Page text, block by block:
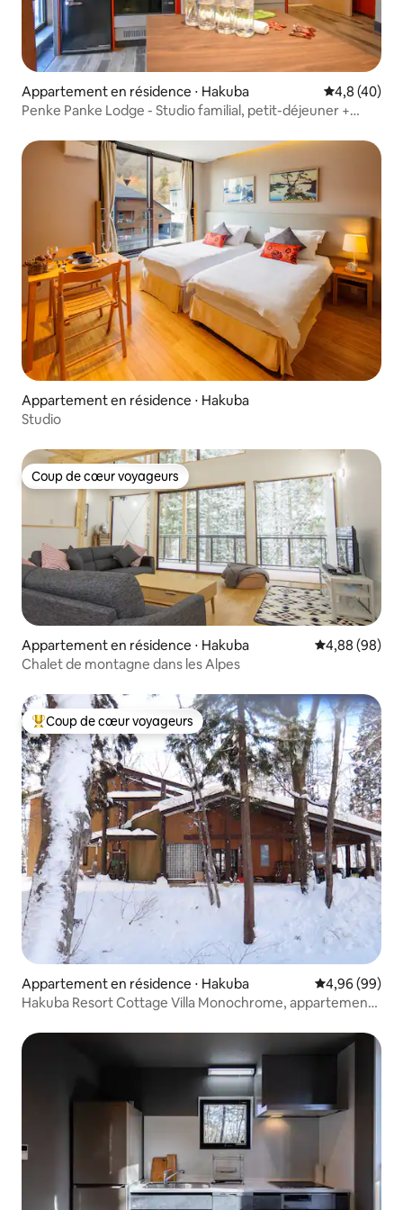
Appartement en résidence ⋅ Hakuba Évaluation
4,8 (40)
Penke Panke Lodge - Studio familial, petit-déjeuner +
Appartement en résidence ⋅ Hakuba
Studio
Coup de cœur voyageurs
Coup de cœur voyageurs
Appartement en résidence ⋅ Hakuba Évaluation
4,88 (98)
Chalet de montagne dans les Alpes
Coups de cœur voyageurs les plus appréciés
Coup de cœur voyageurs
Appartement en résidence ⋅ Hakuba Évaluation
4,96 (99)
Hakuba Resort Cottage Villa Monochrome, appartement